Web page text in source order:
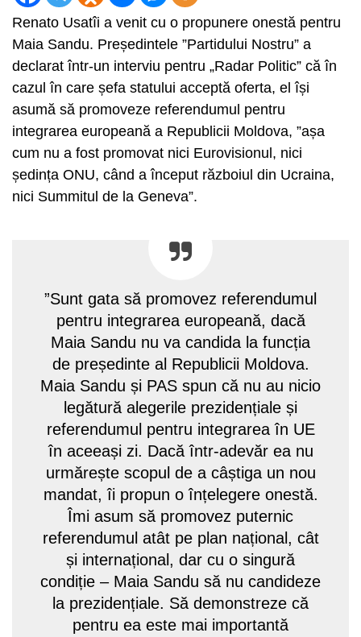
Renato Usatîi a venit cu o propunere onestă pentru
Maia Sandu. Președintele ”Partidului Nostru” a
declarat într-un interviu pentru „Radar Politic” că în
cazul în care șefa statului acceptă oferta, el își
asumă să promoveze referendumul pentru
integrarea europeană a Republicii Moldova, ”așa
cum nu a fost promovat nici Eurovisionul, nici
ședința ONU, când a început războiul din Ucraina,
nici Summitul de la Geneva”.
”Sunt gata să promovez referendumul
pentru integrarea europeană, dacă
Maia Sandu nu va candida la funcția
de președinte al Republicii Moldova.
Maia Sandu și PAS spun că nu au nicio
legătură alegerile prezidențiale și
referendumul pentru integrarea în UE
în aceeași zi. Dacă într-adevăr ea nu
urmărește scopul de a câștiga un nou
mandat, îi propun o înțelegere onestă.
Îmi asum să promovez puternic
referendumul atât pe plan național, cât
și internațional, dar cu o singură
condiție – Maia Sandu să nu candideze
la prezidențiale. Să demonstreze că
pentru ea este mai importantă